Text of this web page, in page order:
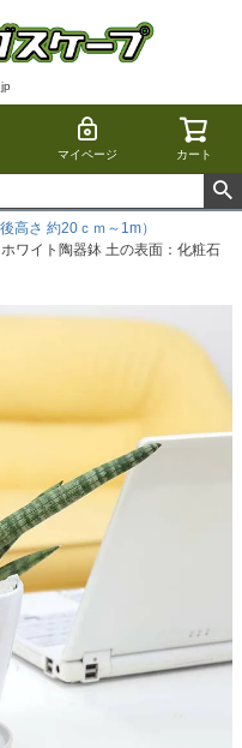
マイページ カート
高さ 約20ｃｍ～1m）
ワイト陶器鉢 土の表面：化粧石